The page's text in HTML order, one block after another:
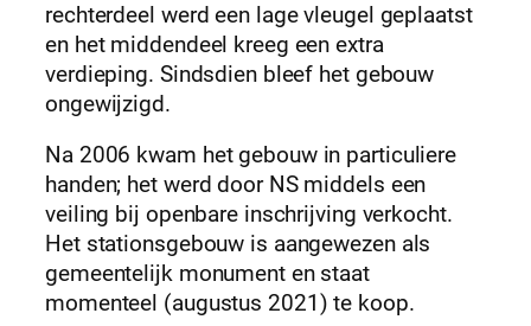
rechterdeel werd een lage vleugel geplaatst
en het middendeel kreeg een extra
verdieping. Sindsdien bleef het gebouw
ongewijzigd.
Na 2006 kwam het gebouw in particuliere
handen; het werd door NS middels een
veiling bij openbare inschrijving verkocht.
Het stationsgebouw is aangewezen als
gemeentelijk monument en staat
momenteel (augustus 2021) te koop.